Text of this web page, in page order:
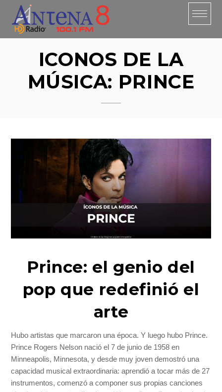
content
ICONOS DE LA
MÚSICA: PRINCE
Prince: el genio del
pop que redefinió el
arte
Hubo artistas que marcaron una época. Y luego hubo Prince.
Prince Rogers Nelson nació el 7 de junio de 1958 en
Minneapolis, Minnesota, y desde muy joven demostró una
capacidad musical extraordinaria: aprendió a tocar más de 27
instrumentos, comenzó a componer sus propias canciones